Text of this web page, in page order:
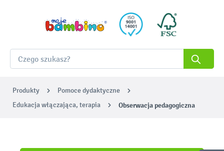
Produkty
Pomoce dydaktyczne
Edukacja włączająca, terapia
Obserwacja pedagogiczna